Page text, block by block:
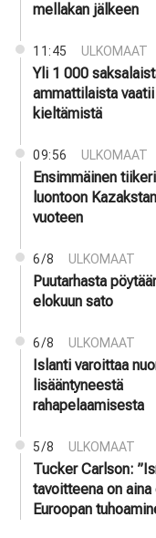
mellakan jälkeen
11:45 ULKOMAAT
Yli 1 000
ammattilaista
kieltämistä
09:56 ULKOMAAT
Ensimmäinen
luontoon
vuoteen
6/8 ULKOMAAT
Puutarhasta
elokuun sato
6/8 ULKOMAAT
Islanti varoittaa
lisääntyneestä
rahapelaamisesta
5/8 ULKOMAAT
Tucker Carlson:
tavoitteena on aina
Euroopan